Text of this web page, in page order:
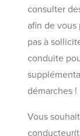
consulter
afin de vous
pas à
conduite
démarches !
Vous